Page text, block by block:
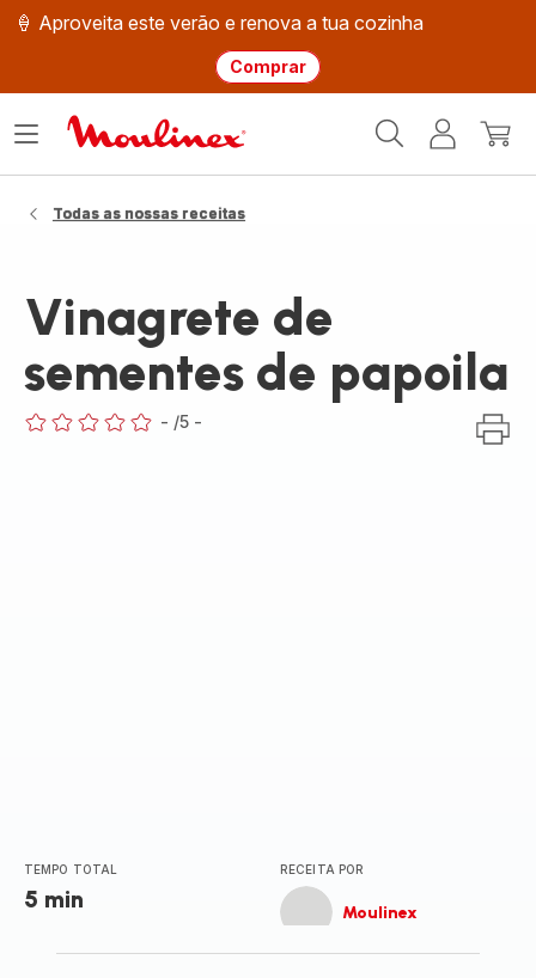
🍦 Aproveita este verão e renova a tua cozinha
Comprar
Moulinex
O
Abrir
Todas as nossas receitas
Vinagrete de
sementes de papoila
- /5 -
TEMPO TOTAL
5 min
RECEITA POR
Moulinex